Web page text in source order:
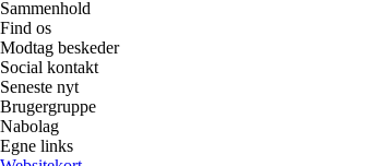
Sammenhold
Find os
Modtag beskeder
Social kontakt
Seneste nyt
Brugergruppe
Nabolag
Egne links